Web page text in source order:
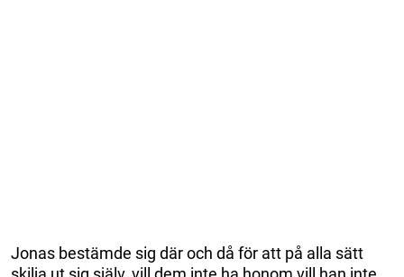
Jonas bestämde sig där och då för att på alla sätt